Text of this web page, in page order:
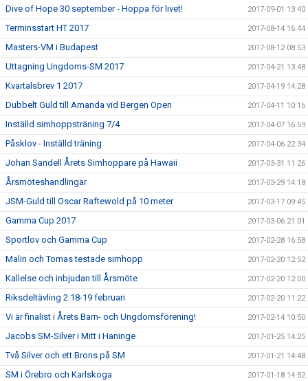
Dive of Hope 30 september - Hoppa för livet! 2017-09-01 13:40
Terminsstart HT 2017 2017-08-14 16:44
Masters-VM i Budapest 2017-08-12 08:53
Uttagning Ungdoms-SM 2017 2017-04-21 13:48
Kvartalsbrev 1 2017 2017-04-19 14:28
Dubbelt Guld till Amanda vid Bergen Open 2017-04-11 10:16
Inställd simhoppsträning 7/4 2017-04-07 16:59
Påsklov - Inställd träning 2017-04-06 22:34
Johan Sandell Årets Simhoppare på Hawaii 2017-03-31 11:26
Årsmöteshandlingar 2017-03-29 14:18
JSM-Guld till Oscar Raftewold på 10 meter 2017-03-17 09:45
Gamma Cup 2017 2017-03-06 21:01
Sportlov och Gamma Cup 2017-02-28 16:58
Malin och Tomas testade simhopp 2017-02-20 12:52
Kallelse och inbjudan till Årsmöte 2017-02-20 12:00
Riksdeltävling 2 18-19 februari 2017-02-20 11:22
Vi är finalist i Årets Barn- och Ungdomsförening! 2017-02-14 10:50
Jacobs SM-Silver i Mitt i Haninge 2017-01-25 14:25
Två Silver och ett Brons på SM 2017-01-21 14:48
SM i Örebro och Karlskoga 2017-01-18 14:52